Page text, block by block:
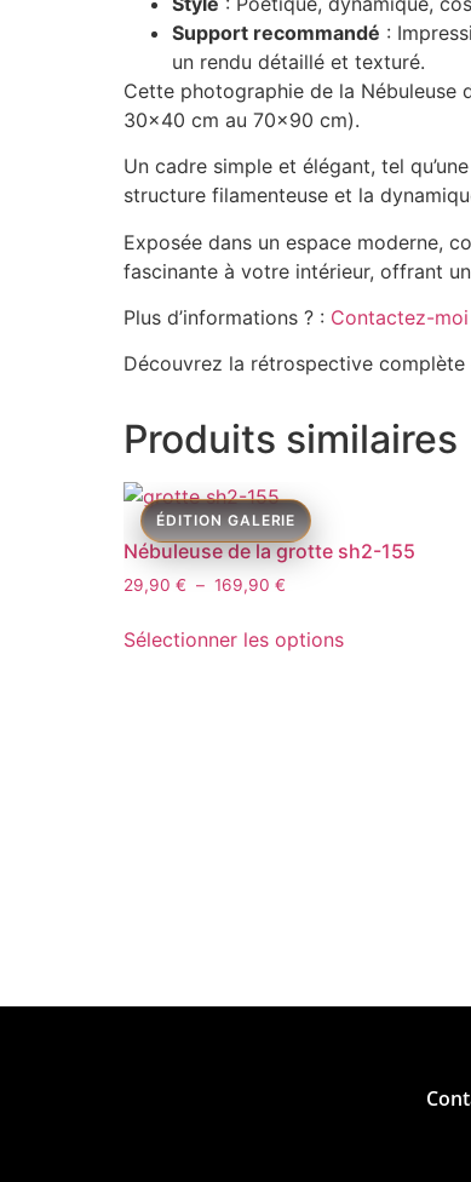
Support recommandé :
un rendu détaillé et texturé.
Cette photographie de la Nébuleuse
30×40 cm au 70×90 cm).
Un cadre simple et élégant, tel
structure filamenteuse et la
Exposée dans un espace moderne,
fascinante à votre intérieur, offrant
Plus d’informations ? : Contactez-moi
Découvrez la rétrospective
Produits similaires
Nébuleuse de la grotte sh2-155
29,90 € – 169,90 €
Sélectionner les options